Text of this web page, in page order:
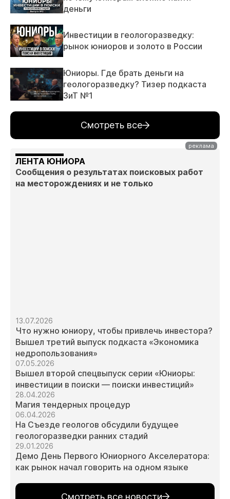
деньги
Инвестиции в геологоразведку:
рынок юниоров и золото в России
Юниоры. Где брать деньги на
геологоразведку? Тизер подкаста
ЗиТ №1
Смотреть все
ЛЕНТА ЮНИОРА
Сообщения о результатах поисковых работ
на месторождениях и не только
13.07.2026
Что нужно юниору, чтобы привлечь инвестора?
Вышел третий выпуск подкаста «Экономика
недропользования»
07.05.2026
Вышел второй спецвыпуск серии «Юниоры:
инвестиции в поиски — поиски инвестиций»
28.04.2026
Магия тендерных процедур
06.04.2026
На Съезде геологов обсудили будущее
геологоразведки ранних стадий
29.01.2026
Демо День Первого Юниорного Акселератора:
как рынок начал говорить на одном языке
Смотреть все новости